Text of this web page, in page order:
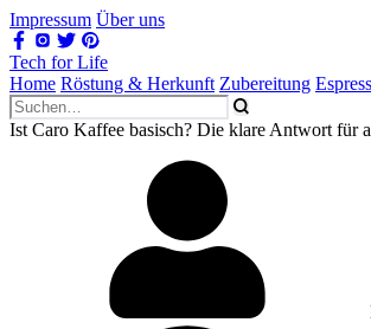
Impressum Über uns
Tech for Life
Home Röstung & Herkunft Zubereitung
Ist Caro Kaffee basisch? Die klare Antwort für